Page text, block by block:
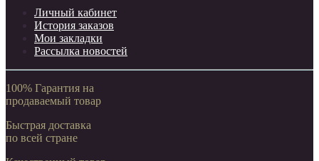
Личный кабинет
История заказов
Мои закладки
Рассылка новостей
100% Гарантия на
продаваемый товар
Быстрая доставка
по всей стране